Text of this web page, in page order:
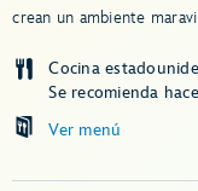
crean un ambiente
Ver menú
Cocina
Se recomienda